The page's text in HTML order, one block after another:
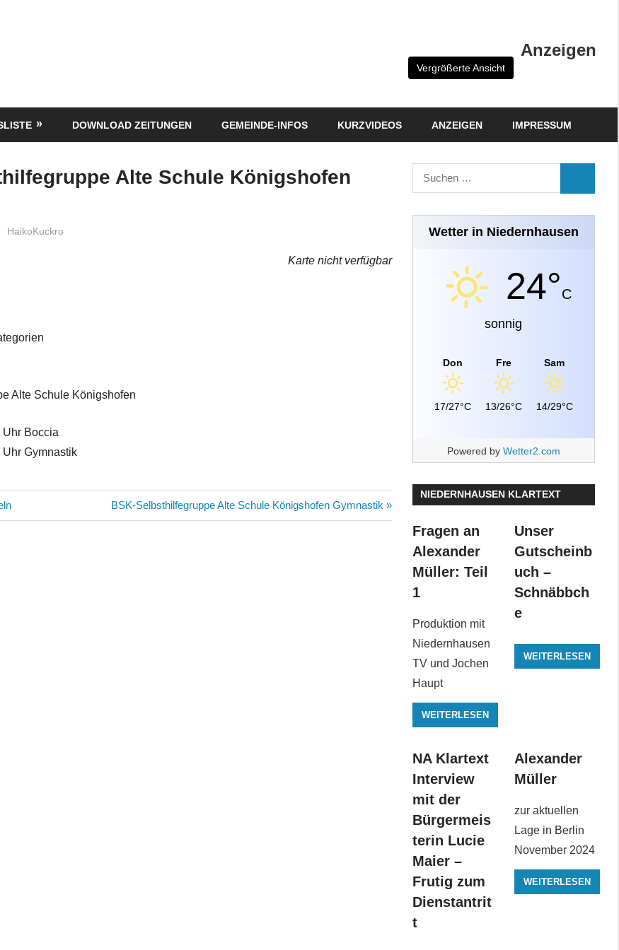
Anzeigen
Vergrößerte Ansicht
DOWNLOAD ZEITUNGEN GEMEINDE-INFOS KURZVIDEOS ANZEIGEN IMPRESSUM
Alte Schule Königshofen
HaikoKuckro
Karte nicht verfügbar
Alte Schule Königshofen
Uhr Boccia
Gymnastik
Nächster
Beitrag:
BSK-Selbsthilfegruppe Alte Schule Königshofen Gymnastik
Suchen
nach:
Wetter in Niedernhausen
24°C
sonnig
Don
17/27°C
Fre
13/26°C
Sam
14/29°C
Powered by Wetter2.com
NIEDERNHAUSEN KLARTEXT
Fragen an
Alexander
Müller: Teil
1
Produktion mit
Niedernhausen
TV und Jochen
Haupt
WEITERLESEN
Unser
Gutscheinb
uch –
Schnäbbch
e
WEITERLESEN
NA Klartext
Interview
mit der
Bürgermeis
terin Lucie
Maier –
Frutig zum
Dienstantrit
t
Alexander
Müller
zur aktuellen
Lage in Berlin
November 2024
WEITERLESEN